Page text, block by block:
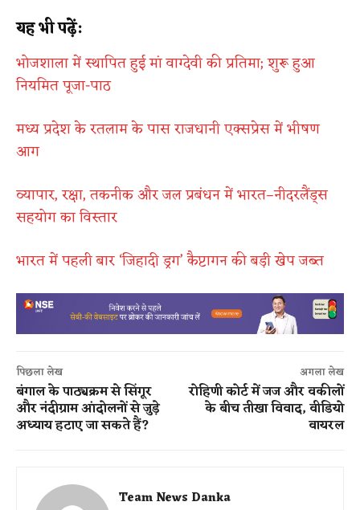
यह भी पढ़ें:
भोजशाला में स्थापित हुई मां वाग्देवी की प्रतिमा; शुरू हुआ
नियमित पूजा-पाठ
मध्य प्रदेश के रतलाम के पास राजधानी एक्सप्रेस में भीषण
आग
व्यापार, रक्षा, तकनीक और जल प्रबंधन में भारत–नीदरलैंड्स
सहयोग का विस्तार
भारत में पहली बार ‘जिहादी ड्रग’ कैप्टागन की बड़ी खेप जब्त
पिछला लेख
बंगाल के पाठ्यक्रम से सिंगूर
और नंदीग्राम आंदोलनों से जुड़े
अध्याय हटाए जा सकते हैं?
अगला लेख
रोहिणी कोर्ट में जज और वकीलों
के बीच तीखा विवाद, वीडियो
वायरल
Team News Danka